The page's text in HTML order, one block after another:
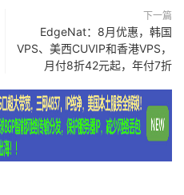
下一篇
EdgeNat：8月优惠，韩国
VPS、美西CUVIP和香港VPS，
月付8折42元起，年付7折